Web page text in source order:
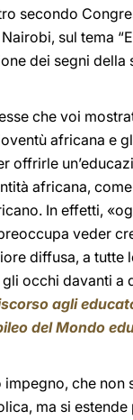
secondo
sul tema
dei segni della
che voi
africana e
offrirle
africana,
In effetti,
veder
diffusa, a tutte
occhi davanti a
agli
del Mondo
che non
ma si estende